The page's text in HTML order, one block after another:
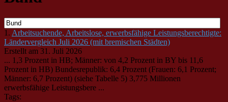
1. Arbeitsuchende, Arbeitslose, erwerbsfähige Leistungsberechtigte:
Ländervergleich Juli 2026 (mit bremischen Städten)
Erstellt am 31. Juli 2026
... 1,3 Prozent in HB; Männer: von 4,2 Prozent in BY bis 11,6
Prozent in HB) Bundesrepublik: 6,4 Prozent (Frauen: 6,1 Prozent;
Männer: 6,7 Prozent) (siehe Tabelle 5) 3,775 Millionen
erwerbsfähige Leistungsbere ...
Tags: